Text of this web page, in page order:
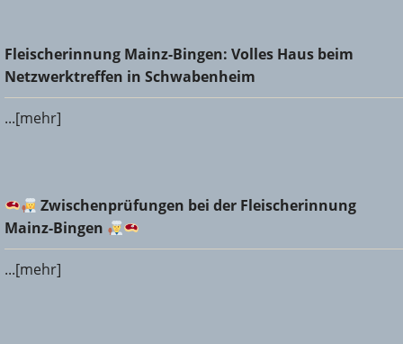
Fleischerinnung Mainz-Bingen: Volles Haus beim
Netzwerktreffen in Schwabenheim
Fleischerinnung Mainz-Bingen: Volles Haus beim
Netzwerktreffen in Schwabenheim
...[mehr]
Zwischenprüfungen bei der Fleischerinnung Mainz-
Bingen
Zwischenprüfungen bei der Fleischerinnung
Mainz-Bingen
...[mehr]